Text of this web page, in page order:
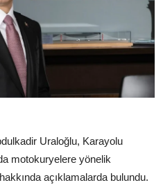
Uraloğlu, Karayolu
motokuryelere yönelik
açıklamalarda bulundu.